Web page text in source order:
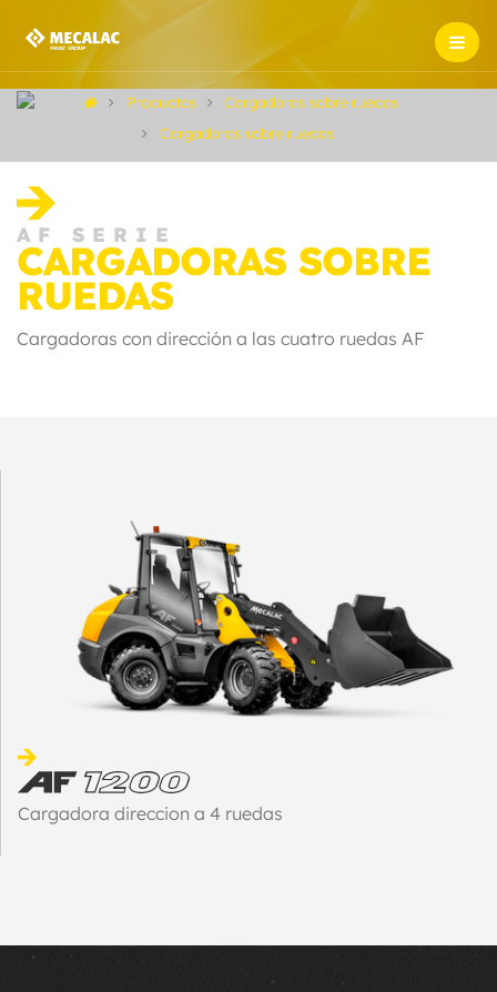
Productos
Cargadoras sobre ruedas
Cargadoras sobre ruedas
AF SERIE
CARGADORAS SOBRE
RUEDAS
Cargadoras con dirección a las cuatro ruedas AF
Cargadora direccion a 4 ruedas